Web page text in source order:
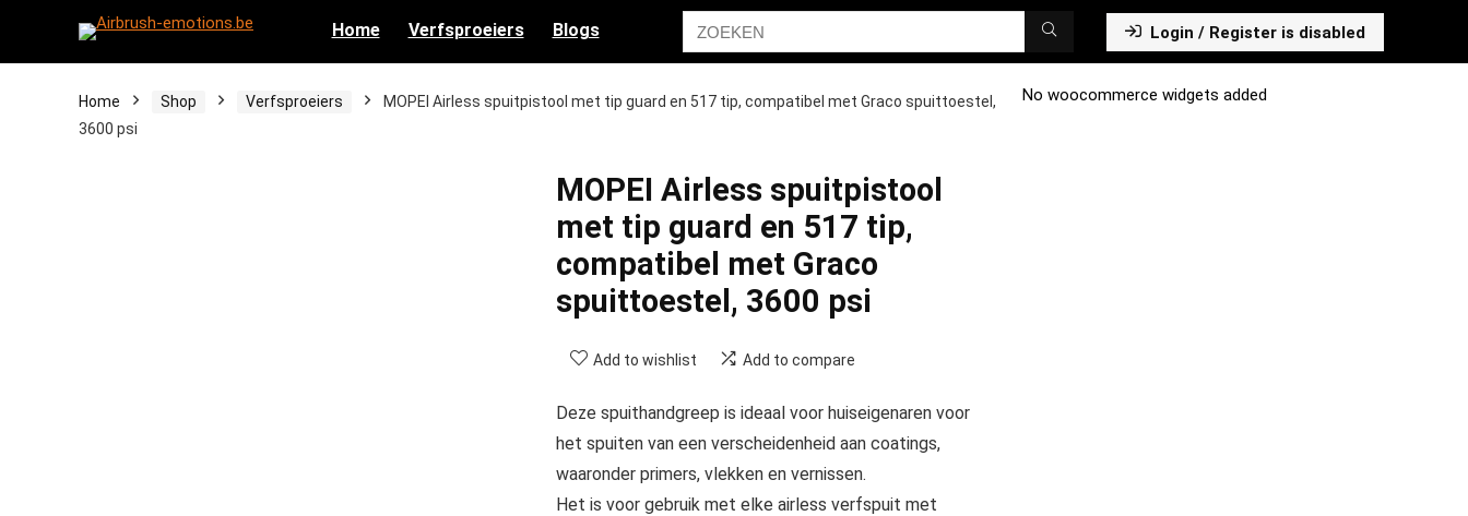
Home Verfsproeiers Blogs Login / Register is disabled
Home Shop Verfsproeiers
MOPEI Airless spuitpistool met tip guard en 517 tip, compatibel met Graco spuittoestel,
3600 psi
MOPEI Airless spuitpistool
met tip guard en 517 tip,
compatibel met Graco
spuittoestel, 3600 psi
Add to wishlist Add to compare
Deze spuithandgreep is ideaal voor huiseigenaren voor
het spuiten van een verscheidenheid aan coatings,
waaronder primers, vlekken en vernissen.
Het is voor gebruik met elke airless verfspuit met
No woocommerce widgets added